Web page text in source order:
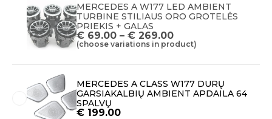
MERCEDES A W177 LED AMBIENT
TURBINE STILIAUS ORO GROTELĖS
PRIEKIS + GALAS
€ 69.00 – € 269.00
(choose variations in product)
MERCEDES A CLASS W177 DURŲ
GARSIAKALBIŲ AMBIENT APDAILA 64
SPALVŲ
€ 199.00